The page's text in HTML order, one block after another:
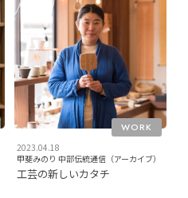
2023.04.18
WORK
甲斐みのり 中部伝統通信（アーカイブ）
工芸の新しいカタチ